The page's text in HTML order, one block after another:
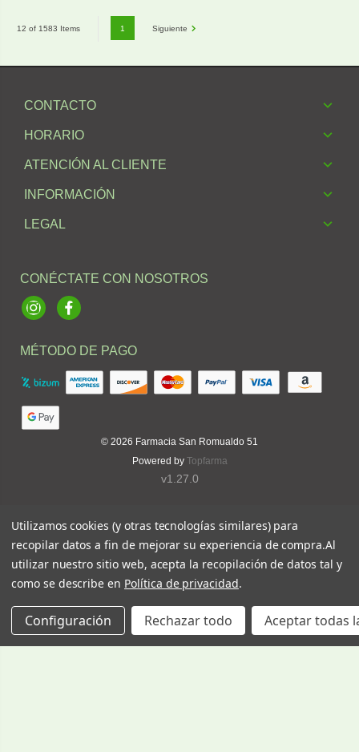
12 of 1583 Items 1 Siguiente
CONTACTO
HORARIO
ATENCIÓN AL CLIENTE
INFORMACIÓN
LEGAL
CONÉCTATE CON NOSOTROS
InstagramFacebook
MÉTODO DE PAGO
© 2026 Farmacia San Romualdo 51
Powered by Topfarma
v1.27.0
Utilizamos cookies (y otras tecnologías similares) para
recopilar datos a fin de mejorar su experiencia de compra.Al
utilizar nuestro sitio web, acepta la recopilación de datos tal y
como se describe en Política de privacidad.
Configuración Rechazar todo Aceptar todas